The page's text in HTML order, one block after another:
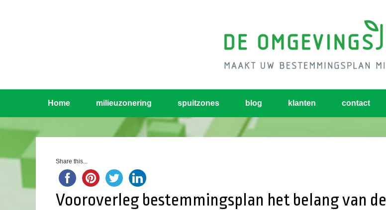
Home milieuzonering spuitzones blog klanten contact
Share this...
Vooroverleg bestemmingsplan het belang van de